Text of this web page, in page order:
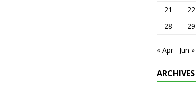
21
22
28
29
« Apr Jun »
ARCHIVES